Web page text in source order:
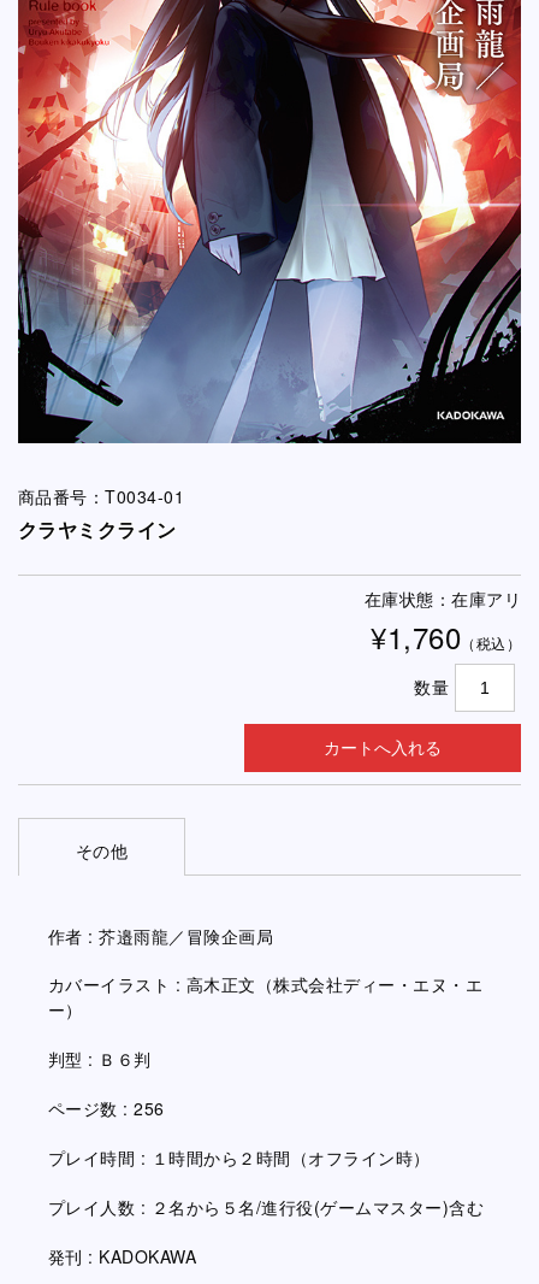
商品番号：T0034-01
クラヤミクライン
在庫状態：在庫アリ
¥1,760 （税込）
数量
その他
作者 : 芥邉雨龍／冒険企画局
カバーイラスト : 高木正文（株式会社ディー・エヌ・エ
ー）
判型 : Ｂ６判
ページ数 : 256
プレイ時間 : １時間から２時間（オフライン時）
プレイ人数 : ２名から５名/進行役(ゲームマスター)含む
発刊 : KADOKAWA